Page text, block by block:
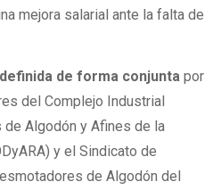
mejora salarial ante la falta de
de forma conjunta por
del Complejo Industrial
Algodón y Afines de la
y el Sindicato de
de Algodón del